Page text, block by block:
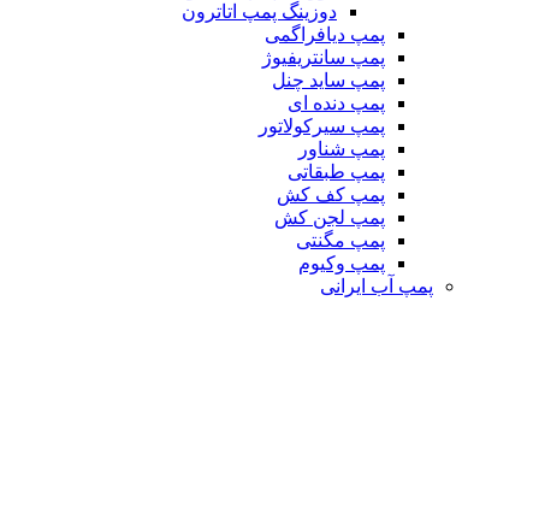
دوزینگ پمپ اتاترون
پمپ دیافراگمی
پمپ سانتریفیوژ
پمپ ساید چنل
پمپ دنده ای
پمپ سیرکولاتور
پمپ شناور
پمپ طبقاتی
پمپ کف کش
پمپ لجن کش
پمپ مگنتی
پمپ وکیوم
پمپ آب ایرانی